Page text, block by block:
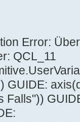
Error:
QCL_11
GUIDE:
Falls"))